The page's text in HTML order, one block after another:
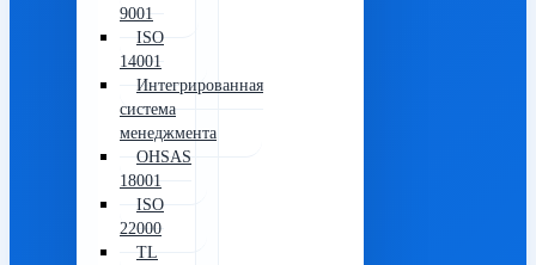
9001
ISO
14001
Интегрированная
система
менеджмента
OHSAS
18001
ISO
22000
TL